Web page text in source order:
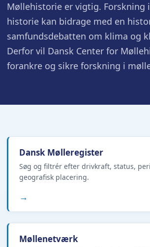
Møllehistorie er vigtig. Forskning
historie kan bidrage med en
samfundsdebatten om klima og
Derfor vil Dansk Center for
forankre og sikre forskning i
Dansk Mølleregister
Søg og filtrér efter drivkraft, status,
geografisk placering.
→
Møllenetværk